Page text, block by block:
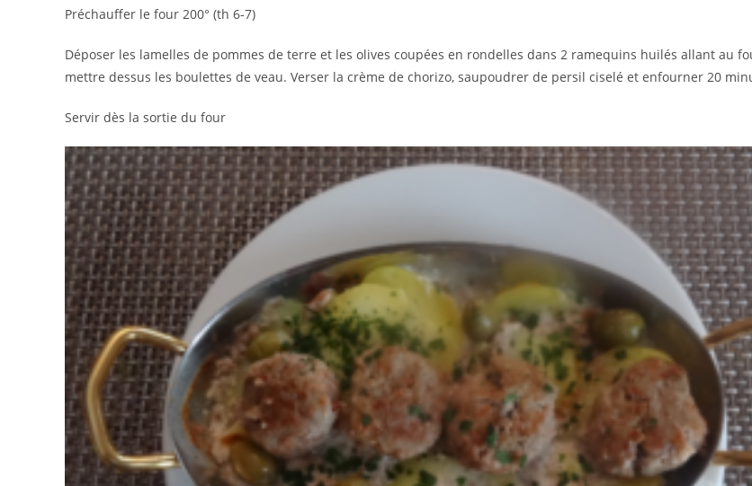
Préchauffer le four 200° (th 6-7)
Déposer les lamelles de pommes de terre et les olives coupées en rondelles dans 2 ramequins huilés allant au
mettre dessus les boulettes de veau. Verser la crème de chorizo, saupoudrer de persil ciselé et enfourner 20
Servir dès la sortie du four